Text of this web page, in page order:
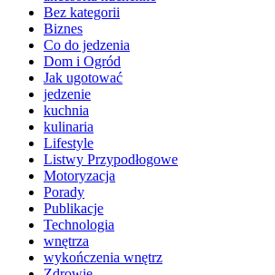
Bez kategorii
Biznes
Co do jedzenia
Dom i Ogród
Jak ugotować
jedzenie
kuchnia
kulinaria
Lifestyle
Listwy Przypodłogowe
Motoryzacja
Porady
Publikacje
Technologia
wnętrza
wykończenia wnętrz